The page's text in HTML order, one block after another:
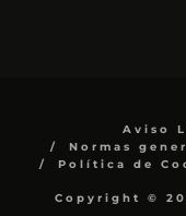
Aviso
Normas
Política de
Copyright ©